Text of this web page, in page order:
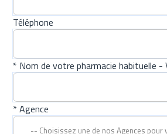
Téléphone
* Nom de votre pharmacie habituelle -
* Agence